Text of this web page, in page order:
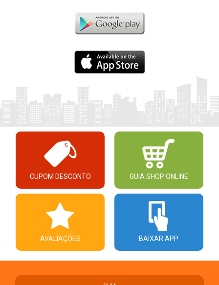
CUPOM DESCONTO GUIA SHOP ONLINE
AVALIAÇÕES BAIXAR APP